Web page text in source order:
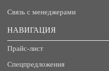
Связь с менеджерами
НАВИГАЦИЯ
Прайс-лист
Спецпредложения